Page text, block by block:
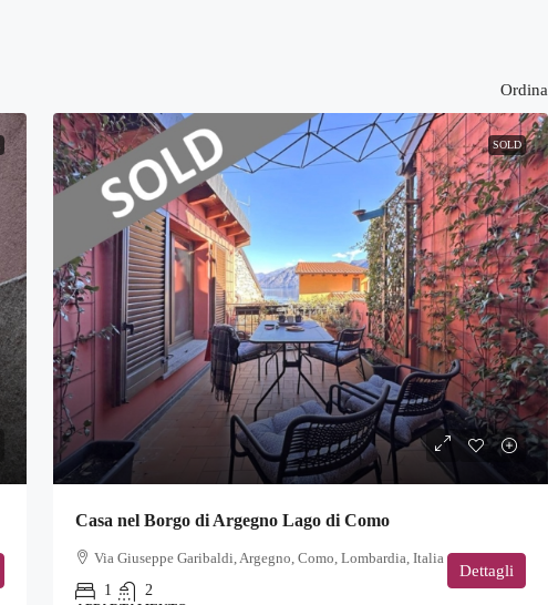
Ordina
SOLD
Casa nel Borgo di Argegno Lago di Como
Via Giuseppe Garibaldi, Argegno, Como, Lombardia, Italia
1
2
Dettagli